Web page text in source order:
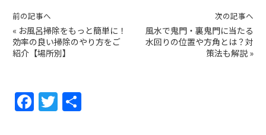
前の記事へ
« お風呂掃除をもっと簡単に！
効率の良い掃除のやり方をご
紹介【場所別】
次の記事へ
風水で鬼門・裏鬼門に当たる
水回りの位置や方角とは？対
策法も解説 »
F
a
T
w